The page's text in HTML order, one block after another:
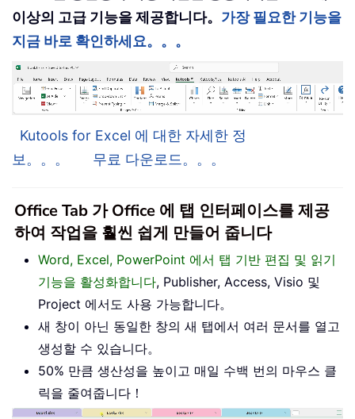
이상의 고급 기능을 제공합니다。 가장 필요한 기능을
지금 바로 확인하세요。。。
Kutools for Excel 에 대한 자세한 정
보。。。
무료 다운로드。。。
Office Tab 가 Office 에 탭 인터페이스를 제공
하여 작업을 훨씬 쉽게 만들어 줍니다
Word, Excel, PowerPoint 에서 탭 기반 편집 및 읽기
기능을 활성화합니다, Publisher, Access, Visio 및
Project 에서도 사용 가능합니다。
새 창이 아닌 동일한 창의 새 탭에서 여러 문서를 열고
생성할 수 있습니다。
50% 만큼 생산성을 높이고 매일 수백 번의 마우스 클
릭을 줄여줍니다！